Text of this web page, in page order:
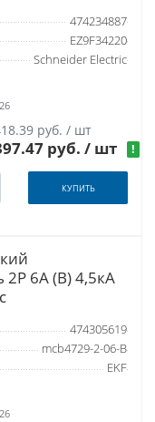
474234887
EZ9F34220
Schneider Electric
руб. / шт
руб./ шт !
КУПИТЬ
6А (B) 4,5кА
474305619
mcb4729-2-06-B
EKF